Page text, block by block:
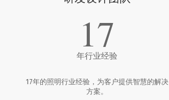
17
年行业经验
17年的照明行业经验，为客户提供智慧的解决
方案。